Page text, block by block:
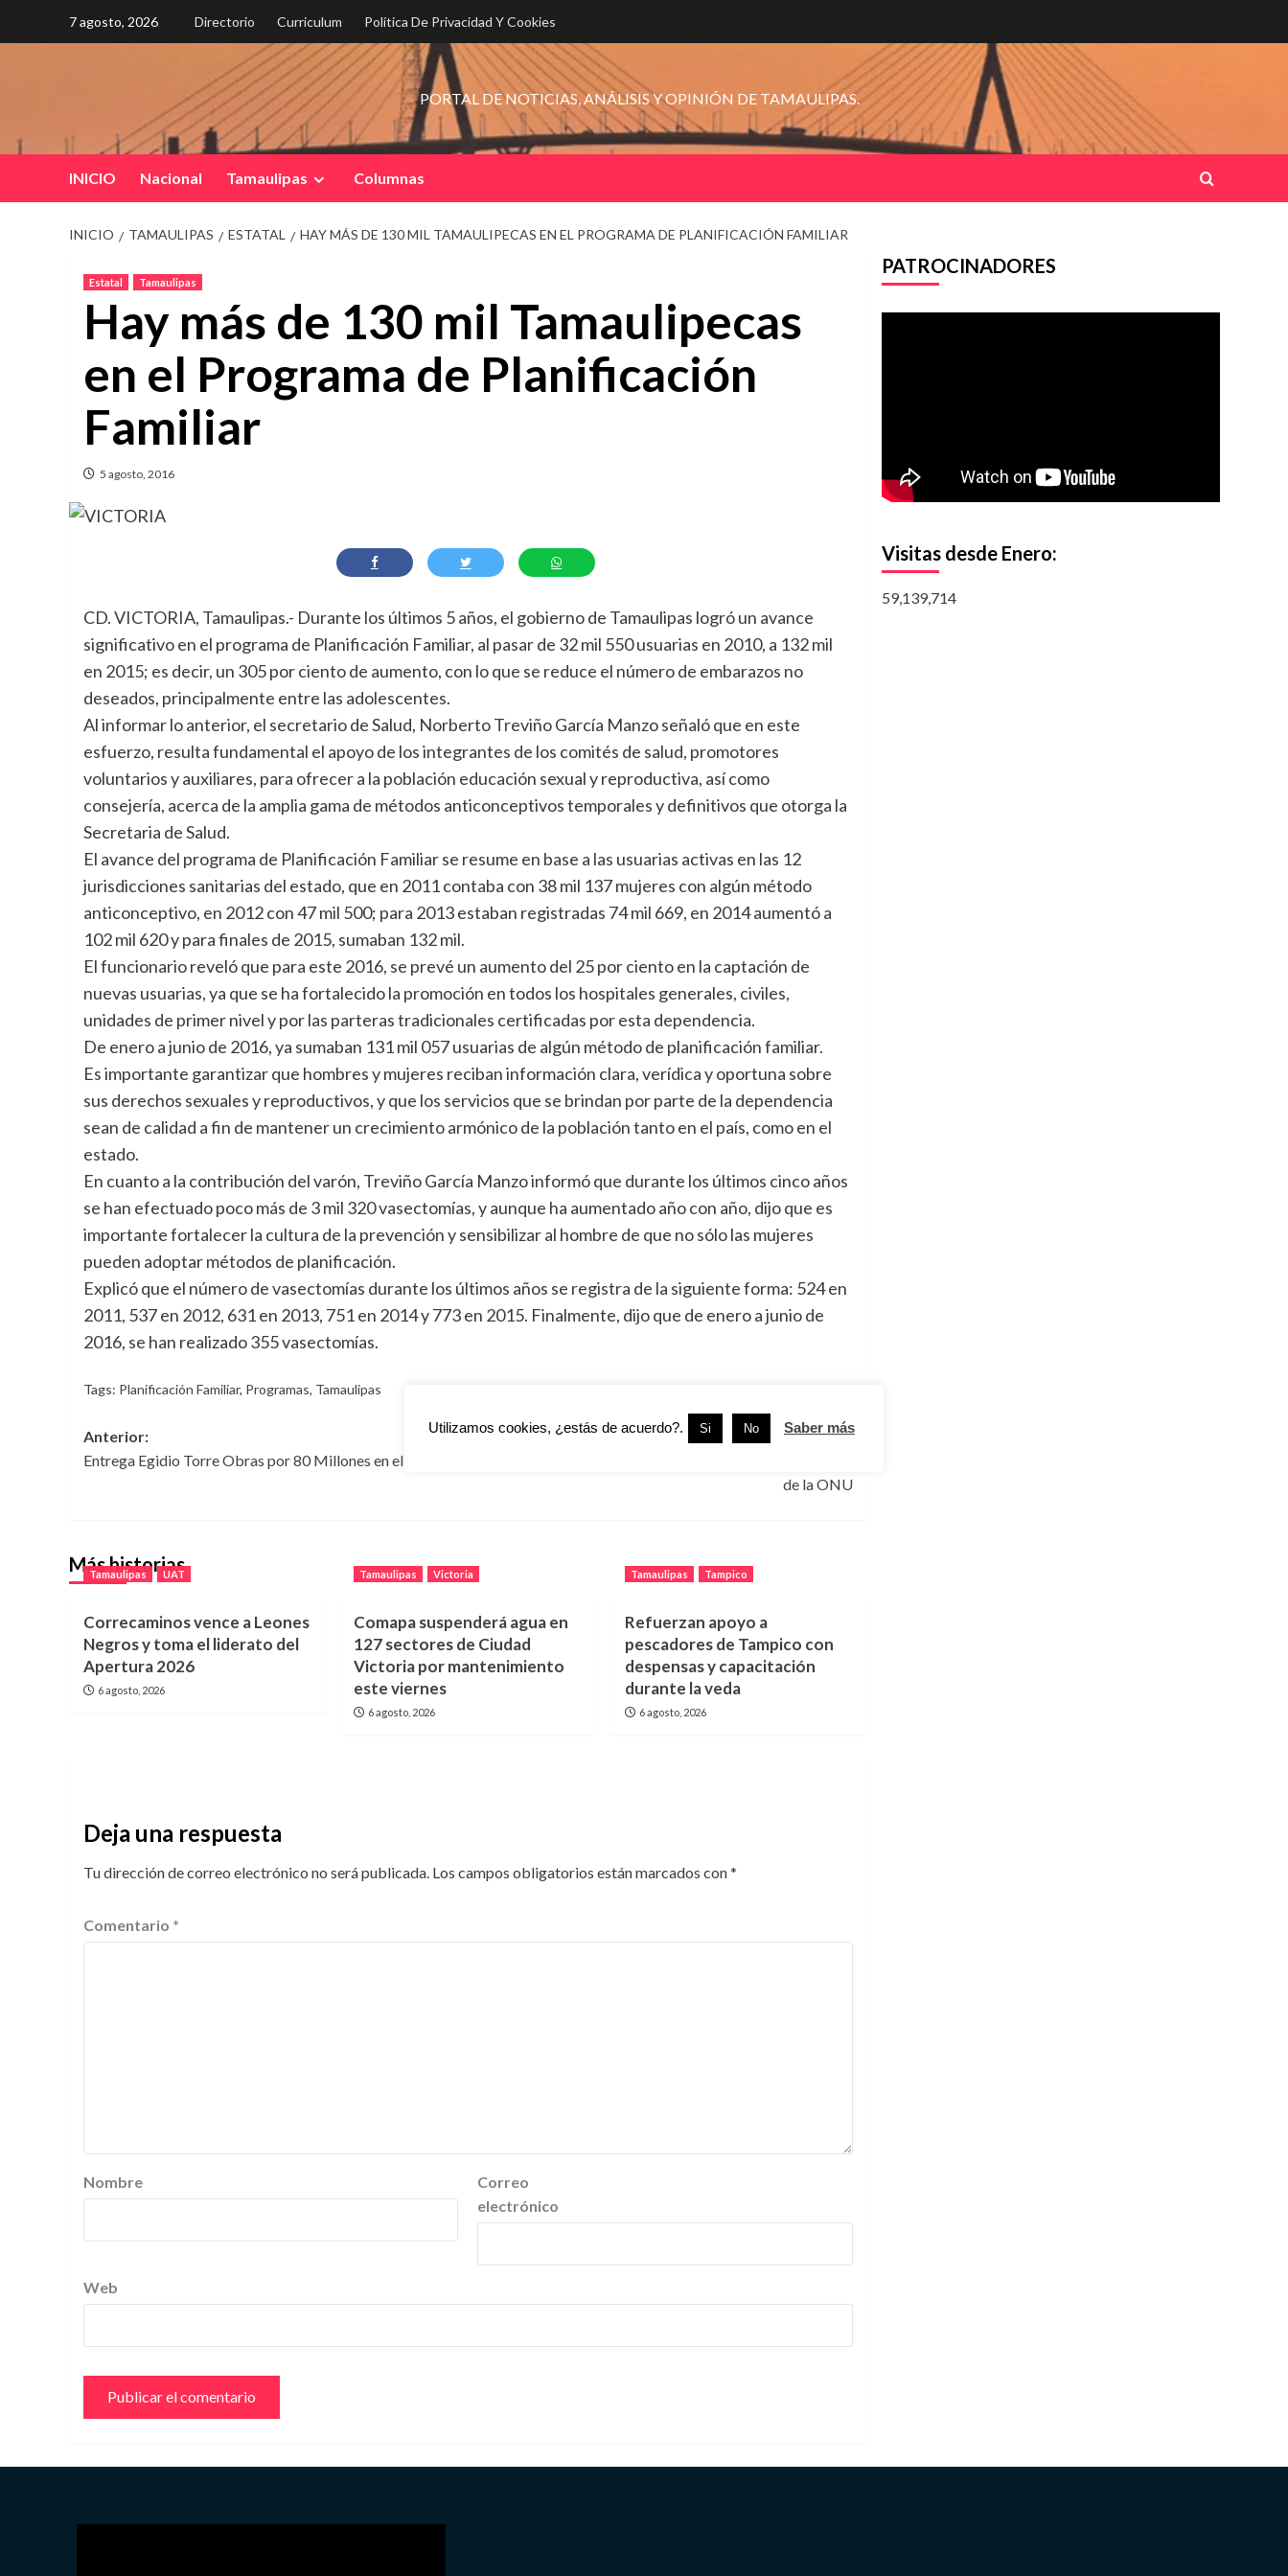
7 agosto, 2026 Directorio Curriculum Política De Privacidad Y Cookies
PORTAL DE NOTICIAS, ANÁLISIS Y OPINIÓN DE TAMAULIPAS.
INICIO Nacional Tamaulipas Columnas
INICIO TAMAULIPAS ESTATAL HAY MÁS DE 130 MIL TAMAULIPECAS EN EL PROGRAMA DE PLANIFICACIÓN FAMILIAR
Estatal Tamaulipas
Hay más de 130 mil Tamaulipecas
en el Programa de Planificación
Familiar
5 agosto, 2016
CD. VICTORIA, Tamaulipas.- Durante los últimos 5 años, el gobierno de Tamaulipas logró un avance
significativo en el programa de Planificación Familiar, al pasar de 32 mil 550 usuarias en 2010, a 132 mil
en 2015; es decir, un 305 por ciento de aumento, con lo que se reduce el número de embarazos no
deseados, principalmente entre las adolescentes.
Al informar lo anterior, el secretario de Salud, Norberto Treviño García Manzo señaló que en este
esfuerzo, resulta fundamental el apoyo de los integrantes de los comités de salud, promotores
voluntarios y auxiliares, para ofrecer a la población educación sexual y reproductiva, así como
consejería, acerca de la amplia gama de métodos anticonceptivos temporales y definitivos que otorga la
Secretaria de Salud.
El avance del programa de Planificación Familiar se resume en base a las usuarias activas en las 12
jurisdicciones sanitarias del estado, que en 2011 contaba con 38 mil 137 mujeres con algún método
anticonceptivo, en 2012 con 47 mil 500; para 2013 estaban registradas 74 mil 669, en 2014 aumentó a
102 mil 620 y para finales de 2015, sumaban 132 mil.
El funcionario reveló que para este 2016, se prevé un aumento del 25 por ciento en la captación de
nuevas usuarias, ya que se ha fortalecido la promoción en todos los hospitales generales, civiles,
unidades de primer nivel y por las parteras tradicionales certificadas por esta dependencia.
De enero a junio de 2016, ya sumaban 131 mil 057 usuarias de algún método de planificación familiar.
Es importante garantizar que hombres y mujeres reciban información clara, verídica y oportuna sobre
sus derechos sexuales y reproductivos, y que los servicios que se brindan por parte de la dependencia
sean de calidad a fin de mantener un crecimiento armónico de la población tanto en el país, como en el
estado.
En cuanto a la contribución del varón, Treviño García Manzo informó que durante los últimos cinco años
se han efectuado poco más de 3 mil 320 vasectomías, y aunque ha aumentado año con año, dijo que es
importante fortalecer la cultura de la prevención y sensibilizar al hombre de que no sólo las mujeres
pueden adoptar métodos de planificación.
Explicó que el número de vasectomías durante los últimos años se registra de la siguiente forma: 524 en
2011, 537 en 2012, 631 en 2013, 751 en 2014 y 773 en 2015. Finalmente, dijo que de enero a junio de
2016, se han realizado 355 vasectomías.
Tags: Planificación Familiar, Programas, Tamaulipas
Navegación
de
Anterior:
Entrega Egidio Torre Obras por 80 Millones en el Altiplano
Siguiente:
de la ONU
Más historias
Tamaulipas UAT
Correcaminos vence a Leones
Negros y toma el liderato del
Apertura 2026
6 agosto, 2026
Tamaulipas Victoria
Comapa suspenderá agua en
127 sectores de Ciudad
Victoria por mantenimiento
este viernes
6 agosto, 2026
Tamaulipas Tampico
Refuerzan apoyo a
pescadores de Tampico con
despensas y capacitación
durante la veda
6 agosto, 2026
Deja una respuesta
Tu dirección de correo electrónico no será publicada. Los campos obligatorios están marcados con*
Comentario *
Nombre
Correo
electrónico
Web
PATROCINADORES
Visitas desde Enero:
59,139,714
Utilizamos cookies, ¿estás de acuerdo?. Si No Saber más